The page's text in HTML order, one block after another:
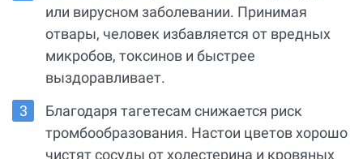
или вирусном заболевании. Принимая
отвары, человек избавляется от вредных
микробов, токсинов и быстрее
выздоравливает.
Благодаря тагетесам снижается риск
тромбообразования. Настои цветов хорошо
чистят сосуды от холестерина и кровяных